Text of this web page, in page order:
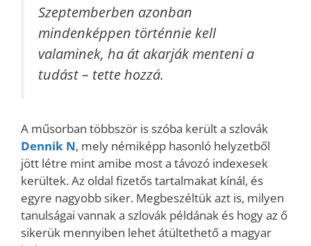
Szeptemberben azonban
mindenképpen történnie kell
valaminek, ha át akarják menteni a
tudást – tette hozzá.
A műsorban többször is szóba került a szlovák
Dennik N, mely némiképp hasonló helyzetből
jött létre mint amibe most a távozó indexesek
kerültek. Az oldal fizetős tartalmakat kínál, és
egyre nagyobb siker. Megbeszéltük azt is, milyen
tanulságai vannak a szlovák példának és hogy az ő
sikerük mennyiben lehet átültethető a magyar